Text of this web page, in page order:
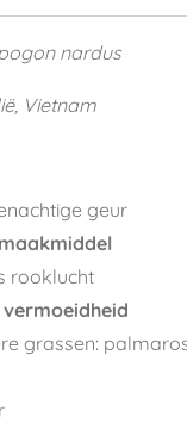
nardus
Vietnam
geur
rooklucht
vermoeidheid
grassen: